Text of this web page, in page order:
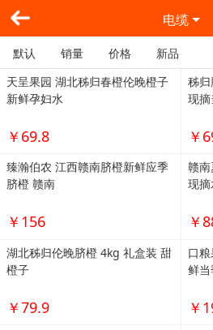
电缆
默认 销量 价格 新品
天呈果园 湖北秭归春橙伦晚橙子
新鲜孕妇水
￥69.8
秭
现
￥
臻瀚伯农 江西赣南脐橙新鲜应季
脐橙 赣南
￥156
赣
现
￥
湖北秭归伦晚脐橙 4kg 礼盒装 甜
橙子
￥79.9
口
鲜
￥